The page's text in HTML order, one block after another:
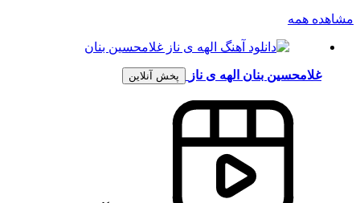
مشاهده همه
غلامحسین بنان الهه ی ناز پخش آنلاین